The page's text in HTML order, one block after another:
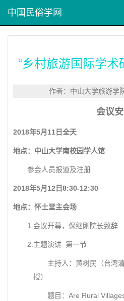
中国民俗学网
“乡村旅游国际学术
作者：中山大学旅游学
会议
2018年5月11日全天
地点：中山大学南校园学人馆
参会人员报道及注册
2018年5月12日8:30-12:30
地点：怀士堂主会场
1.会议开幕，保继刚院长致辞
2.主题演讲 第一节
主持人：黄树民（台湾清
授）
题目：Are Rural